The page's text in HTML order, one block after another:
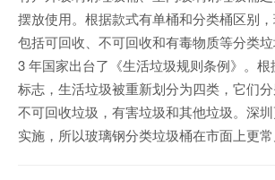
摆放使用。根据款式有单桶和分类桶区别
包括可回收、不可回收和有毒物质等分类
3 年国家出台了《生活垃圾规则条例》。
标志，生活垃圾被重新划分为四类，它们分
不可回收垃圾，有害垃圾和其他垃圾。深
实施，所以玻璃钢分类垃圾桶在市面上更常